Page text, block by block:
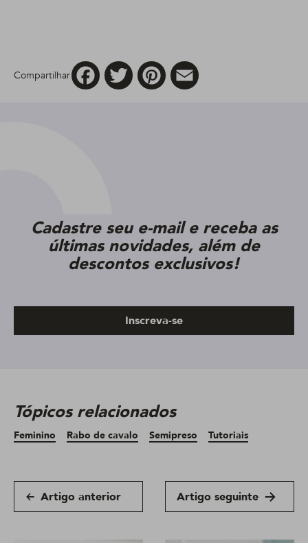
Compartilhar
FacebookTwitter Pinterest
Cadastre seu e-mail e receba as
últimas novidades, além de
descontos exclusivos!
Inscreva-se
Tópicos relacionados
Feminino Rabo de cavalo Semipreso Tutoriais
Artigo anterior Artigo seguinte